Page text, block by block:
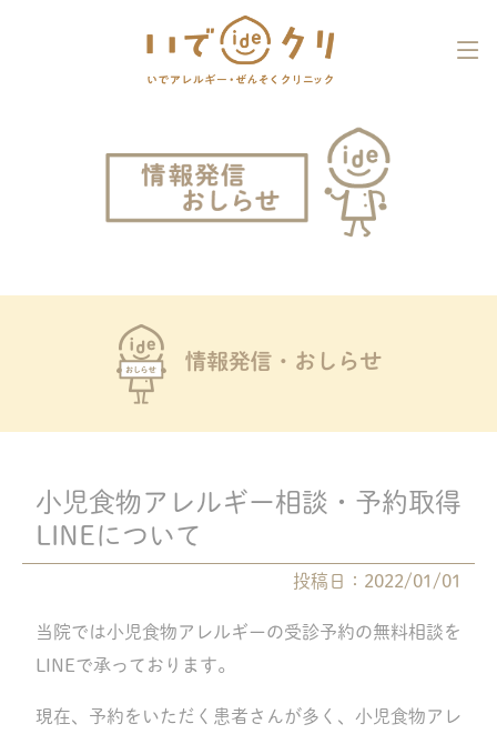
小児食物アレルギー相談・予約取得
LINEについて
投稿日：2022/01/01
当院では小児食物アレルギーの受診予約の無料相談を
LINEで承っております。
現在、予約をいただく患者さんが多く、小児食物アレ